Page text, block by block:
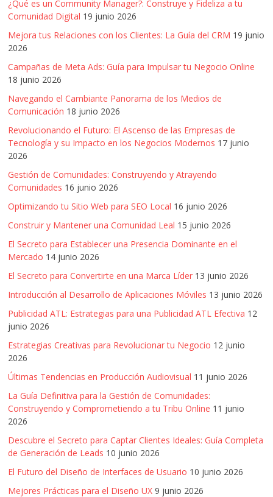
Clientes,
Innovación,
Tecnología,
Artículos,
Gente,
Contenidos
de
Calidad,
Eventos
de
Marketing,
Mercadotecnia,
Eventos
Publicitarios,
Marcas,
TV,
Radio,
Creatividad,
SEO,
Free
RRPP,
Spots,
Comerciales,
Periodismo,
Revistas,
Magazines
,
¿Qué es un Community Manager?: Construye y Fideliza a tu
Comunidad Digital 19 junio 2026
Mejora tus Relaciones con los Clientes: La Guía del CRM 19 junio
2026
Campañas de Meta Ads: Guía para Impulsar tu Negocio Online
18 junio 2026
Navegando el Cambiante Panorama de los Medios de
Comunicación 18 junio 2026
Revolucionando el Futuro: El Ascenso de las Empresas de
Tecnología y su Impacto en los Negocios Modernos 17 junio
2026
Gestión de Comunidades: Construyendo y Atrayendo
Comunidades 16 junio 2026
Optimizando tu Sitio Web para SEO Local 16 junio 2026
Construir y Mantener una Comunidad Leal 15 junio 2026
El Secreto para Establecer una Presencia Dominante en el
Mercado 14 junio 2026
El Secreto para Convertirte en una Marca Líder 13 junio 2026
Introducción al Desarrollo de Aplicaciones Móviles 13 junio 2026
Publicidad ATL: Estrategias para una Publicidad ATL Efectiva 12
junio 2026
Estrategias Creativas para Revolucionar tu Negocio 12 junio
2026
Últimas Tendencias en Producción Audiovisual 11 junio 2026
La Guía Definitiva para la Gestión de Comunidades:
Construyendo y Comprometiendo a tu Tribu Online 11 junio
2026
Descubre el Secreto para Captar Clientes Ideales: Guía Completa
de Generación de Leads 10 junio 2026
El Futuro del Diseño de Interfaces de Usuario 10 junio 2026
Mejores Prácticas para el Diseño UX 9 junio 2026